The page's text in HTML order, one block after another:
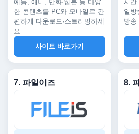
예능, 애니, 만화·웹툰 등 다양
한 콘텐츠를 PC와 모바일로 간
편하게 다운로드·스트리밍하세
요.
사이트 바로가기
시간
일방
방송
7. 파일이즈 8.